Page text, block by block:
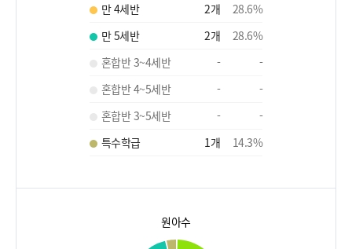
만 4세반
2개 28.6%
만 5세반
2개 28.6%
혼합반 3~4세반
-
-
혼합반 4~5세반
-
-
혼합반 3~5세반
-
-
특수학급
1개 14.3%
원아수